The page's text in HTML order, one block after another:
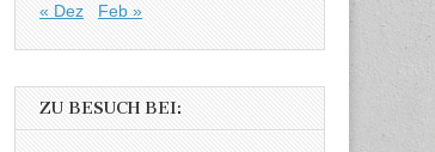
« Dez
Feb »
ZU BESUCH BEI: